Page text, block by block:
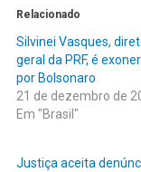
Relacionado
Silvinei Vasques,
geral da PRF, é
por Bolsonaro
21 de dezembro de
Em "Brasil"
Justiça aceita